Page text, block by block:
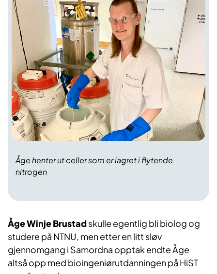
Åge henter ut celler som er lagret i flytende
nitrogen
Åge Winje Brustadskulle egentlig bli biolog og
studere på NTNU, men etter en litt sløv
gjennomgang i Samordna opptak endte Åge
altså opp med bioingeniørutdanningen på HiST